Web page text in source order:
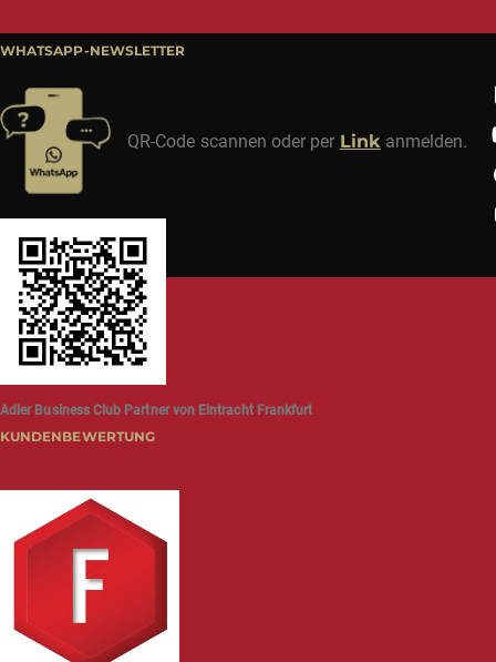
WHATSAPP-NEWSLETTER
QR-Code scannen oder per Link anmelden.
Adler Business Club Partner von Eintracht Frankfurt
KUNDENBEWERTUNG